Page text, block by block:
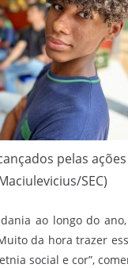
pelas
SEC)
ao longo do
da hora trazer
social e cor”,